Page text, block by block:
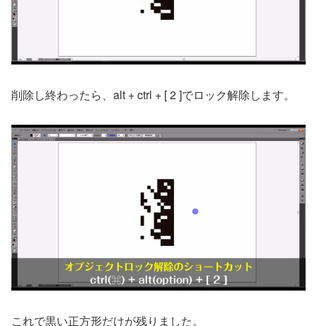
削除し終わったら、alt + ctrl + [ 2 ]でロック解除します。
これで黒い正方形だけが残りました。